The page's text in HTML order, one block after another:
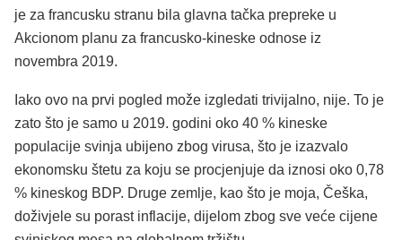
je za francusku stranu bila glavna tačka prepreke u
Akcionom planu za francusko-kineske odnose iz
novembra 2019.
Iako ovo na prvi pogled može izgledati trivijalno, nije. To je
zato što je samo u 2019. godini oko 40 % kineske
populacije svinja ubijeno zbog virusa, što je izazvalo
ekonomsku štetu za koju se procjenjuje da iznosi oko 0,78
% kineskog BDP. Druge zemlje, kao što je moja, Češka,
doživjele su porast inflacije, dijelom zbog sve veće cijene